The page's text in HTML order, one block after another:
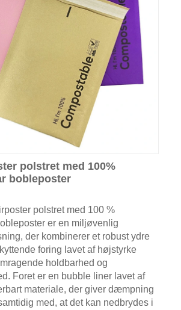
polstret med 100%
bobleposter
polstret med 100 %
er en miljøvenlig
der kombinerer et robust ydre
foring lavet af højstyrke
holdbarhed og
Foret er en bubble liner lavet af
materiale, der giver dæmpning
med, at det kan nedbrydes i